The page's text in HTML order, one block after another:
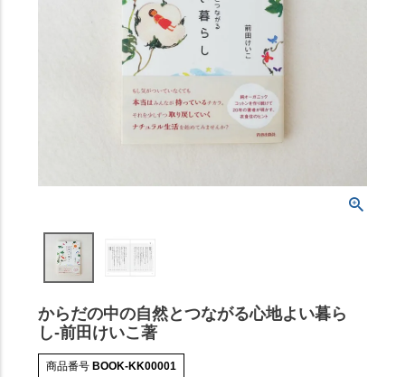
からだの中の自然とつながる心地よい暮ら
し-前田けいこ著
商品番号 BOOK-KK00001